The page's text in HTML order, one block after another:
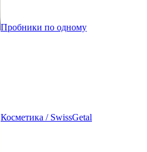
Пробники по одному
Косметика / SwissGetal